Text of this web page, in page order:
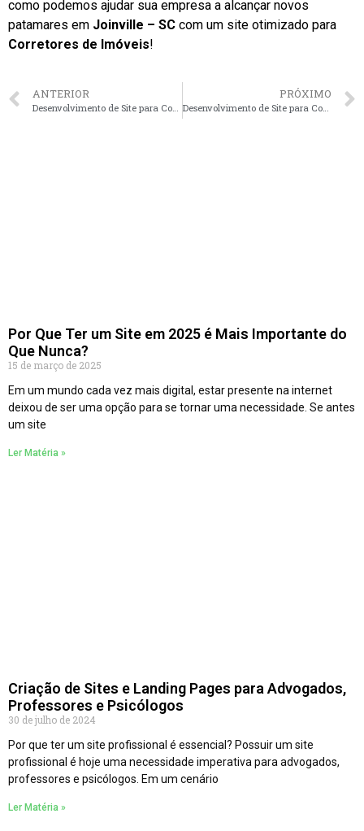
como podemos ajudar sua empresa a alcançar novos
patamares em Joinville – SC com um site otimizado para
Corretores de Imóveis!
ANTERIOR
Desenvolvimento de Site para Corretores de Imóveis em Uberlândia – MG faça seu orçamento
PRÓXIMO
Desenvolvimento de Site para Corretores de Imóveis em Londrina – PR faça seu orçamento
Por Que Ter um Site em 2025 é Mais Importante do
Que Nunca?
15 de março de 2025
Em um mundo cada vez mais digital, estar presente na internet
deixou de ser uma opção para se tornar uma necessidade. Se antes
um site
Ler Matéria »
Criação de Sites e Landing Pages para Advogados,
Professores e Psicólogos
30 de julho de 2024
Por que ter um site profissional é essencial? Possuir um site
profissional é hoje uma necessidade imperativa para advogados,
professores e psicólogos. Em um cenário
Ler Matéria »